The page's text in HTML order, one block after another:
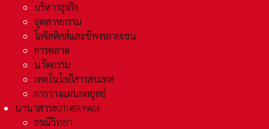
บริหารธุรกิจ
อุตสาหกรรม
โลจิสติกส์และชัพพลายเชน
การตลาด
นวัตกรรม
เทคโนโลยีสารสนเทศ
การวางแผนกลยุทธ์
นานาสาระOTHER PAGE
ธรณีวิทยา